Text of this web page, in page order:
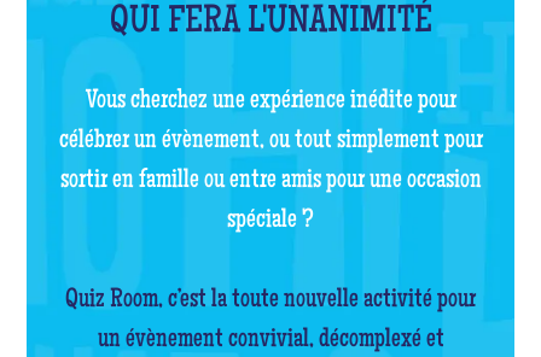
QUI FERA L'UNANIMITÉ
Vous cherchez une expérience inédite pour
célébrer un évènement, ou tout simplement pour
sortir en famille ou entre amis pour une occasion
spéciale ?
Quiz Room, c’est la toute nouvelle activité pour
un évènement convivial, décomplexé et